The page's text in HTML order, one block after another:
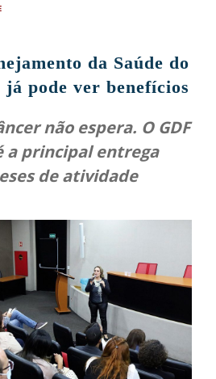
da Saúde do
pode ver benefícios
não espera. O GDF
a principal entrega
de atividade